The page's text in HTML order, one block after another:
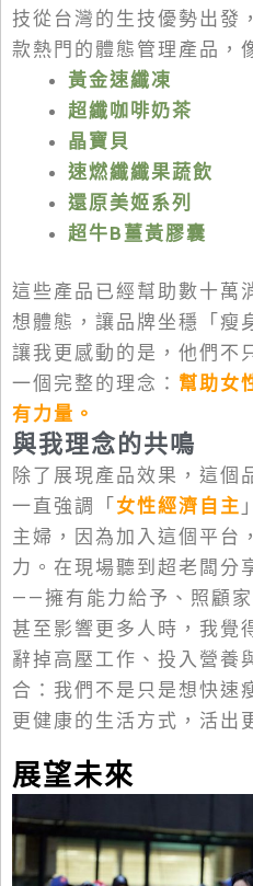
技從台灣的生技優勢出發
款熱門的體態管理產品，
黃金速纖凍
超纖咖啡奶茶
晶寶貝
速燃纖纖果蔬飲
還原美姬系列
超牛B薑黃膠囊
這些產品已經幫助數十萬
想體態，讓品牌坐穩「瘦
讓我更感動的是，他們不
一個完整的理念： 幫助女
有力量。
與我理念的共鳴
除了展現產品效果，這個
一直強調「 女性經濟自主
主婦，因為加入這個平台
力。在現場聽到超老闆分
——擁有能力給予、照顧家
甚至影響更多人時，我覺
辭掉高壓工作、投入營養
合：我們不是只是想快速
更健康的生活方式，活出
展望未來